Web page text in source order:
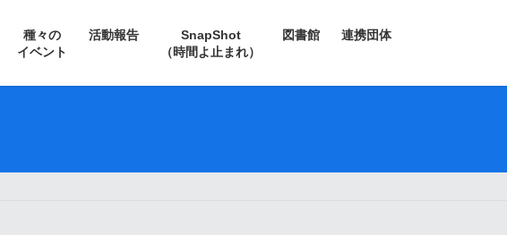
種々の
イベント
活動報告
SnapShot
（時間よ止まれ）
図書館 連携団体